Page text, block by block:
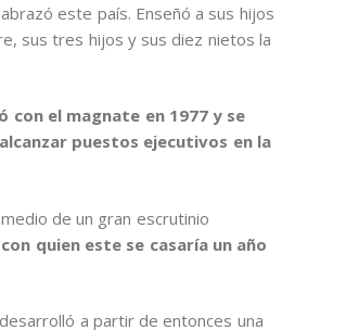
este país. Enseñó a sus hijos
sus tres hijos y sus diez nietos la
con el magnate en 1977 y se
puestos ejecutivos en la
de un gran escrutinio
quien este se casaría un año
a partir de entonces una